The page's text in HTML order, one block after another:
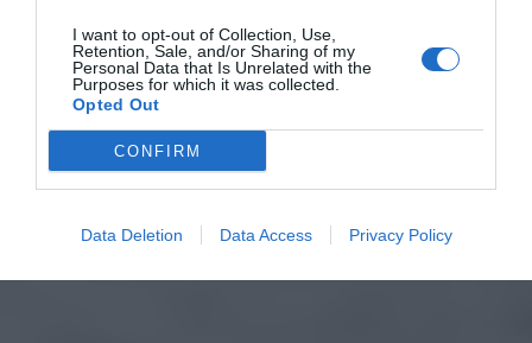
I want to opt-out of Collection, Use,
Retention, Sale, and/or Sharing of my
Personal Data that Is Unrelated with the
Purposes for which it was collected.
Opted Out
CONFIRM
Data Deletion Data Access Privacy Policy